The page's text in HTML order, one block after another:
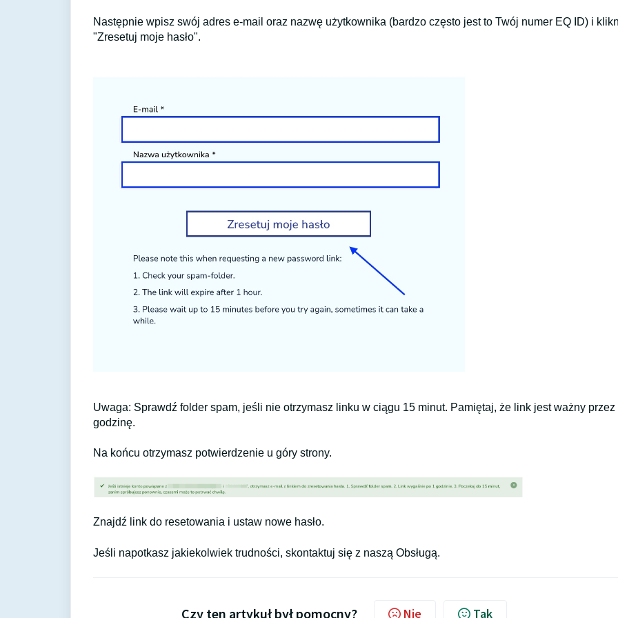
Następnie wpisz swój adres e-mail oraz nazwę użytkownika (bardzo często jest to Twój numer EQ ID) i
"Zresetuj moje hasło".
Uwaga: Sprawdź folder spam, jeśli nie otrzymasz linku w ciągu 15 minut. Pamiętaj, że link jest ważny przez
godzinę.
Na końcu otrzymasz potwierdzenie u góry strony.
Znajdź link do resetowania i ustaw nowe hasło.
Jeśli napotkasz jakiekolwiek trudności, skontaktuj się z naszą Obsługą.
Czy ten artykuł był pomocny? Nie Tak